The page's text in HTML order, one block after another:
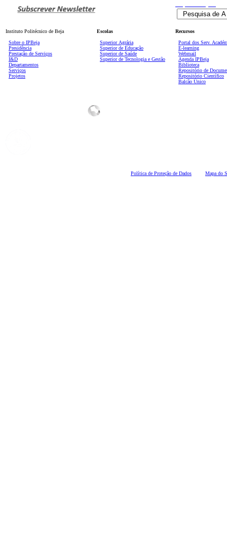
Instituto Politécnico de Beja
Sobre o IPBeja
Presidência
Prestação de Serviços
I&D
Departamentos
Serviços
Projetos
Escolas
Superior Agrária
Superior de Educação
Superior de Saúde
Superior de Tecnologia e Gestão
Recursos
Portal dos Serv.
E-learning
Webmail
Agenda IPBeja
Biblioteca
Repositório de
Repositório Científico
Balcão Único
Política de Proteção de Dados Mapa do